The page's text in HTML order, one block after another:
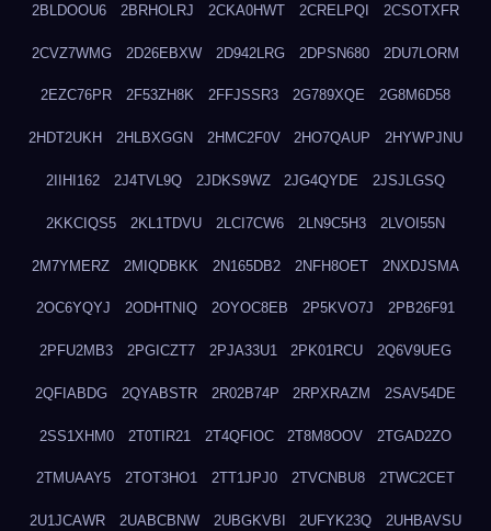
2BLDOOU6 2BRHOLRJ 2CKA0HWT 2CRELPQI 2CSOTXFR
2CVZ7WMG 2D26EBXW 2D942LRG 2DPSN680 2DU7LORM
2EZC76PR 2F53ZH8K 2FFJSSR3 2G789XQE 2G8M6D58
2HDT2UKH 2HLBXGGN 2HMC2F0V 2HO7QAUP 2HYWPJNU
2IIHI162 2J4TVL9Q 2JDKS9WZ 2JG4QYDE 2JSJLGSQ
2KKCIQS5 2KL1TDVU 2LCI7CW6 2LN9C5H3 2LVOI55N
2M7YMERZ 2MIQDBKK 2N165DB2 2NFH8OET 2NXDJSMA
2OC6YQYJ 2ODHTNIQ 2OYOC8EB 2P5KVO7J 2PB26F91
2PFU2MB3 2PGICZT7 2PJA33U1 2PK01RCU 2Q6V9UEG
2QFIABDG 2QYABSTR 2R02B74P 2RPXRAZM 2SAV54DE
2SS1XHM0 2T0TIR21 2T4QFIOC 2T8M8OOV 2TGAD2ZO
2TMUAAY5 2TOT3HO1 2TT1JPJ0 2TVCNBU8 2TWC2CET
2U1JCAWR 2UABCBNW 2UBGKVBI 2UFYK23Q 2UHBAVSU